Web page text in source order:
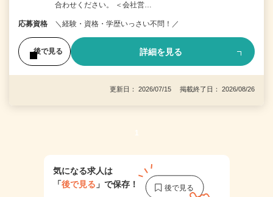
合わせください。 ＜会社営…
応募資格 ＼経験・資格・学歴いっさい不問！／
後で見る 詳細を見る
更新日： 2026/07/15 掲載終了日： 2026/08/26
1
気になる求人は
「後で見る 」で保存！